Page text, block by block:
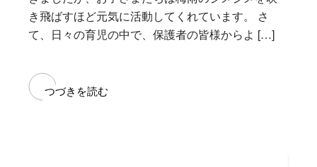
き飛ばすほど元気に活動してくれています。 さ
て、日々の育児の中で、保護者の皆様からよ […]
つづきを読む